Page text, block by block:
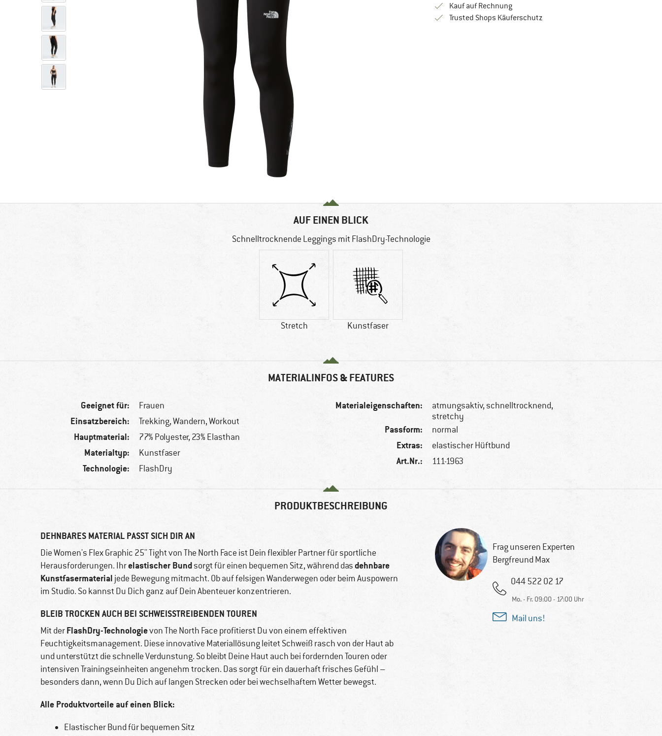
Kauf auf RechnungFinde die Zahlungs-Infos hier! Öffnet sich in
Trusted Shops KäuferschutzFinde alle Infos hier!
AUF EINEN BLICK
Schnelltrocknende Leggings mit FlashDry-Technologie
Stretch Kunstfaser
MATERIALINFOS & FEATURES
Geeignet für: Frauen
Einsatzbereich: Trekking, Wandern, Workout
Hauptmaterial: 77% Polyester, 23% Elasthan
Materialtyp: Kunstfaser
Technologie: FlashDry
Materialeigenschaften:
atmungsaktiv, schnelltrocknend,
stretchy
Passform: normal
Extras: elastischer Hüftbund
Art.Nr.: 111-1963
PRODUKTBESCHREIBUNG
DEHNBARES MATERIAL PASST SICH DIR AN
Die Women's Flex Graphic 25'' Tight von The North Face ist Dein flexibler Partner für sportliche
Herausforderungen. Ihrelastischer Bundsorgt für einen bequemen Sitz, während dasdehnbare
Kunstfasermaterial jede Bewegung mitmacht. Ob auf felsigen Wanderwegen oder beim Auspowern
im Studio. So kannst Du Dich ganz auf Dein Abenteuer konzentrieren.
BLEIB TROCKEN AUCH BEI SCHWEISSTREIBENDEN TOUREN
Mit derFlashDry-Technologievon The North Face profitierst Du von einem effektiven
Feuchtigkeitsmanagement. Diese innovative Materiallösung leitet Schweiß rasch von der Haut ab
und unterstützt die schnelle Verdunstung. So bleibt Deine Haut auch bei fordernden Touren oder
intensiven Trainingseinheiten angenehm trocken. Das sorgt für ein dauerhaft frisches Gefühl –
besonders dann, wenn Du Dich auf langen Strecken oder bei wechselhaftem Wetter bewegst.
Alle Produktvorteile auf einen Blick:
Elastischer Bund für bequemen Sitz
Frag unseren Experten
Bergfreund Max
044 522 02 17
Mo. - Fr. 09:00 - 17:00 Uhr
Mail uns!